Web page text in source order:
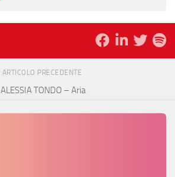
ARTICOLO PRECEDENTE
ALESSIA TONDO – Aria